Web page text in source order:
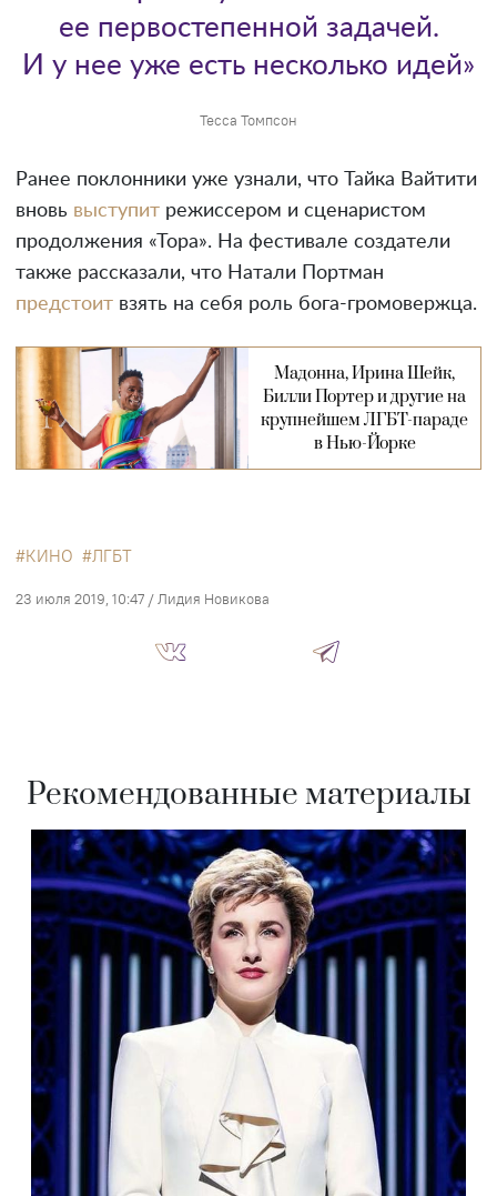
Тесса Томпсон
ее первостепенной задачей.
И у нее уже есть несколько идей»
Ранее поклонники уже узнали, что Тайка Вайтити
вновь выступит режиссером и сценаристом
продолжения «Тора». На фестивале создатели
также рассказали, что Натали Портман
предстоит взять на себя роль бога-громовержца.
Мадонна, Ирина Шейк,
Билли Портер и другие на
крупнейшем ЛГБТ-параде
в Нью-Йорке
КИНО ЛГБТ
23 июля 2019, 10:47 /Лидия Новикова
Рекомендованные материалы